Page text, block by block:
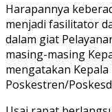
Harapannya
menjadi fasilitator
dalam giat
masing-masing
mengatakan
Poskestren/